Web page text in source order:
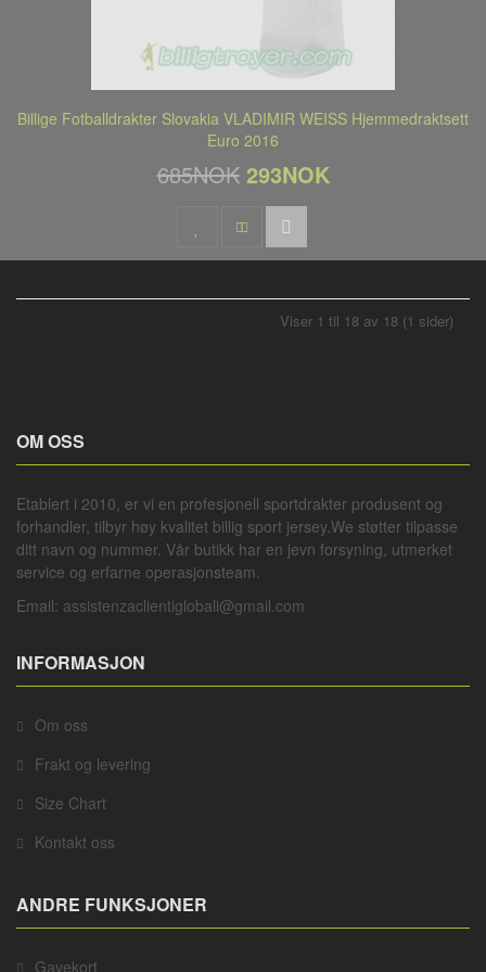
Billige Fotballdrakter Slovakia VLADIMIR WEISS Hjemmedraktsett
Euro 2016
685NOK 293NOK
Viser 1 til 18 av 18 (1 sider)
OM OSS
Etablert i 2010, er vi en profesjonell sportdrakter produsent og
forhandler, tilbyr høy kvalitet billig sport jersey.We støtter tilpasse
ditt navn og nummer. Vår butikk har en jevn forsyning, utmerket
service og erfarne operasjonsteam.
Email: assistenzaclientiglobali@gmail.com
INFORMASJON
Om oss
Frakt og levering
Size Chart
Kontakt oss
ANDRE FUNKSJONER
Gavekort